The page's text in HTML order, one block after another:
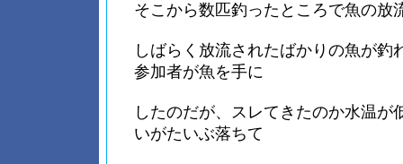
そこから数匹釣ったところで魚の放
しばらく放流されたばかりの魚が釣
参加者が魚を手に
したのだが、スレてきたのか水温が
いがたいぶ落ちて